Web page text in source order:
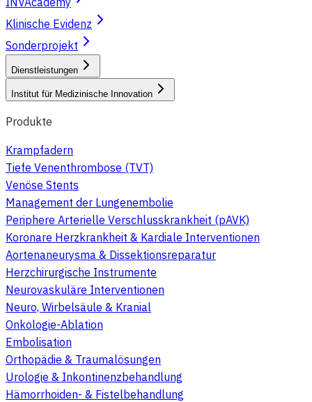
Klinische Evidenz
Sonderprojekt
Dienstleistungen
Institut für Medizinische Innovation
Produkte
Krampfadern
Tiefe Venenthrombose (TVT)
Venöse Stents
Management der Lungenembolie
Periphere Arterielle Verschlusskrankheit (pAVK)
Koronare Herzkrankheit & Kardiale Interventionen
Aortenaneurysma & Dissektionsreparatur
Herzchirurgische Instrumente
Neurovaskuläre Interventionen
Neuro, Wirbelsäule & Kranial
Onkologie-Ablation
Embolisation
Orthopädie & Traumalösungen
Urologie & Inkontinenzbehandlung
Hämorrhoiden- & Fistelbehandlung